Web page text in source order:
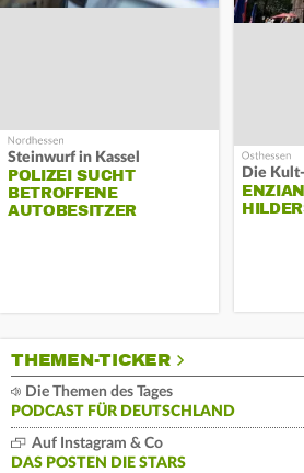
Steinwurf in Kassel
POLIZEI SUCHT
BETROFFENE
AUTOBESITZER
Die
THEMEN-TICKER
Die Themen des Tages
PODCAST FÜR DEUTSCHLAND
Auf Instagram & Co
DAS POSTEN DIE STARS